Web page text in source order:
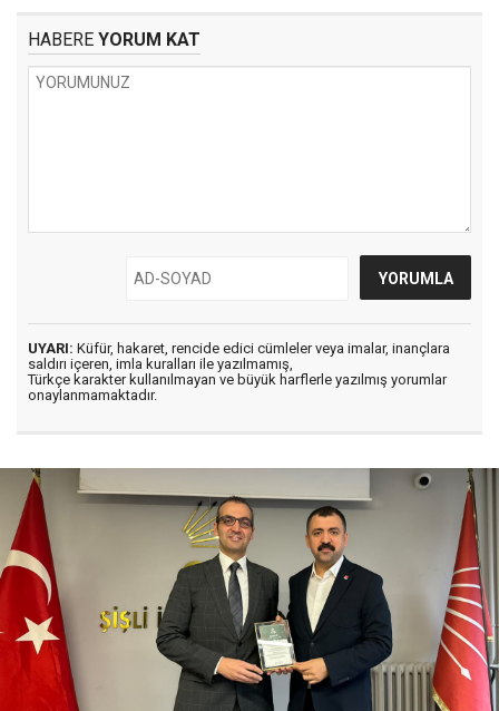
HABERE YORUM KAT
UYARI: Küfür, hakaret, rencide edici cümleler veya imalar, inançlara
saldırı içeren, imla kuralları ile yazılmamış,
Türkçe karakter kullanılmayan ve büyük harflerle yazılmış yorumlar
onaylanmamaktadır.